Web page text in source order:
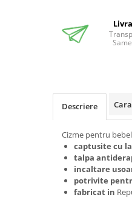
Descriere
Cizme pentru
captusite cu
talpa
incaltare
potrivite
fabricat in